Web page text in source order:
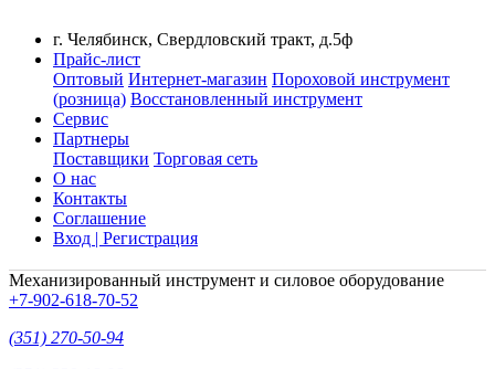
г. Челябинск, Свердловский тракт, д.5ф
Прайс-лист
Оптовый Интернет-магазин Пороховой инструмент
(розница) Восстановленный инструмент
Сервис
Партнеры
Поставщики Торговая сеть
О нас
Контакты
Соглашение
Вход | Регистрация
Механизированный инструмент и силовое оборудование
+7-902-618-70-52
(351) 270-50-94